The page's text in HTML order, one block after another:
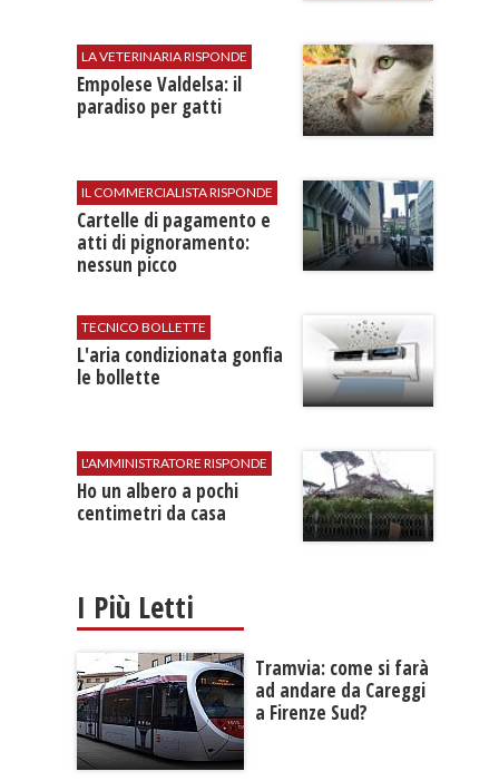
LA VETERINARIA RISPONDE
Empolese Valdelsa: il
paradiso per gatti
IL COMMERCIALISTA RISPONDE
Cartelle di pagamento e
atti di pignoramento:
nessun picco
TECNICO BOLLETTE
L'​aria condizionata gonfia
le bollette
L'AMMINISTRATORE RISPONDE
Ho un albero a pochi
centimetri da casa
I Più Letti
Tramvia: come si farà
ad andare da Careggi
a Firenze Sud?